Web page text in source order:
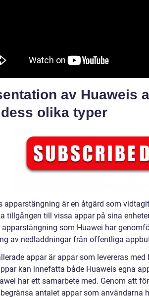
av Huaweis
olika typer
apparstängning är en åtgärd som
tillgången till vissa appar på sina
apparstängning som Huawei har
av nedladdningar från offentliga
appar är appar som levereras med
kan innefatta både Huaweis egna
har ett samarbete med. Genom att
antalet appar som användarna